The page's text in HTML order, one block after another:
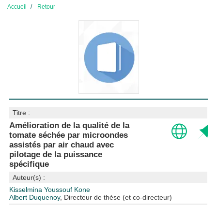
Accueil Retour
Titre :
Amélioration de la qualité de la
tomate séchée par microondes
assistés par air chaud avec
pilotage de la puissance
spécifique
Auteur(s) :
Kisselmina Youssouf Kone
Albert Duquenoy, Directeur de thèse (et co-directeur)